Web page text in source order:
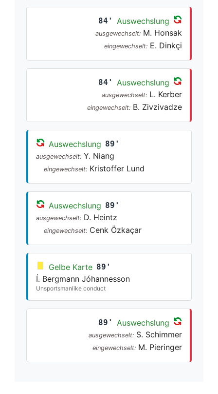
84' Auswechslung
ausgewechselt: M. Honsak
eingewechselt: E. Dinkçi
84' Auswechslung
ausgewechselt: L. Kerber
eingewechselt: B. Zivzivadze
Auswechslung 89'
ausgewechselt: Y. Niang
eingewechselt: Kristoffer Lund
Auswechslung 89'
ausgewechselt: D. Heintz
eingewechselt: Cenk Özkaçar
Gelbe Karte 89'
Í. Bergmann Jóhannesson
Unsportsmanlike conduct
89' Auswechslung
ausgewechselt: S. Schimmer
eingewechselt: M. Pieringer